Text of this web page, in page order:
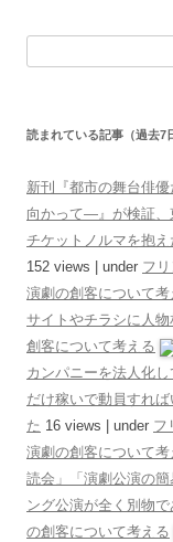
読まれている記事（過去7
新刊『都市の舞台俳
向かって―』が検証、
チケットノルマを抱
152 views
under フ
演劇の創客について考
サイトやチラシに人
創客について考える
カンパニーを法人化
だけ稼いで動員すれ
た 16 views under フ
演劇の創客について
読会」「演劇公演の
ング公演が全く別物
の創客について考える